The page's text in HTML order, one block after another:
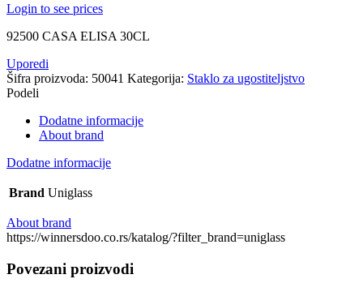
Login to see prices
92500 CASA ELISA 30CL
Uporedi
Šifra proizvoda: 50041 Kategorija: Staklo za ugostiteljstvo
Podeli
Dodatne informacije
About brand
Dodatne informacije
Brand Uniglass
About brand
https://winnersdoo.co.rs/katalog/?filter_brand=uniglass
Povezani proizvodi